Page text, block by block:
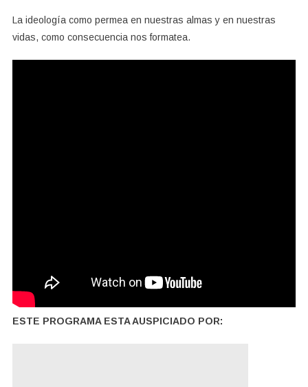
La ideología como permea en nuestras almas y en nuestras
vidas, como consecuencia nos formatea.
ESTE PROGRAMA ESTA AUSPICIADO POR: